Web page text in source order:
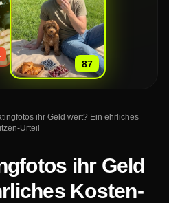
»
87
ihr Geld wert? Ein ehrliches
Urteil
ihr Geld
Kosten-